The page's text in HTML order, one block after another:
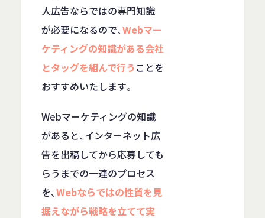
人広告ならではの専門知識
が必要になるので、Webマー
ケティングの知識がある会社
とタッグを組んで行う ことを
おすすめいたします。
Webマーケティングの知識
があると、インターネット広
告を出稿してから応募しても
らうまでの一連のプロセス
を、Webならではの性質を見
据えながら戦略を立てて実